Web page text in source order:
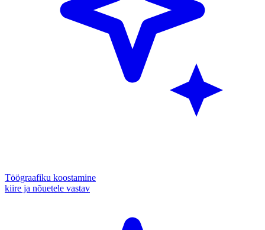
Töögraafiku koostamine
kiire ja nõuetele vastav